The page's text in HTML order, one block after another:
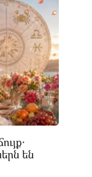
են